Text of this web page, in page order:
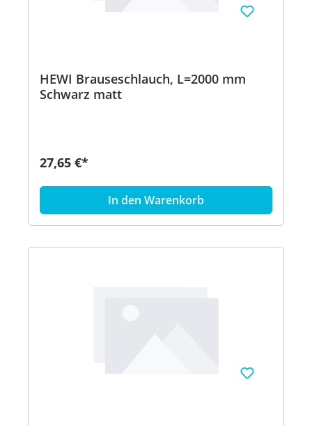
HEWI Brauseschlauch, L=2000 mm
Schwarz matt
27,65 €*
In den Warenkorb